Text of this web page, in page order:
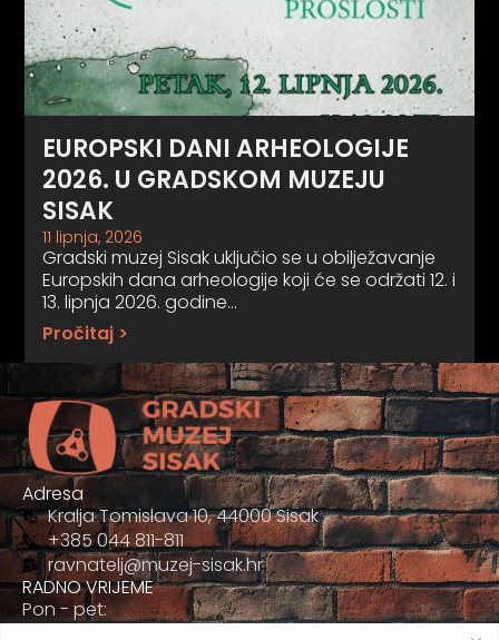
EUROPSKI DANI ARHEOLOGIJE
2026. U GRADSKOM MUZEJU
SISAK
11 lipnja, 2026
Gradski muzej Sisak uključio se u obilježavanje
Europskih dana arheologije koji će se održati 12. i
13. lipnja 2026. godine…
Pročitaj >
Adresa
Kralja Tomislava 10, 44000 Sisak
+385 044 811-811
ravnatelj@muzej-sisak.hr
RADNO VRIJEME
Pon - pet: